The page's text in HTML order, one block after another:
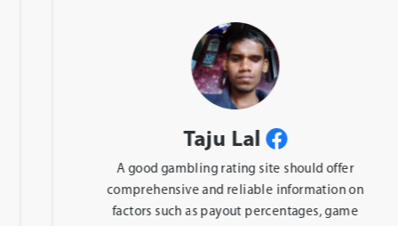
Taju Lal
A good gambling rating site should offer
comprehensive and reliable information on
factors such as payout percentages, game